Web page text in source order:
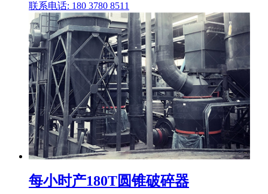
联系电话: 180 3780 8511
每小时产180T圆锥破碎器